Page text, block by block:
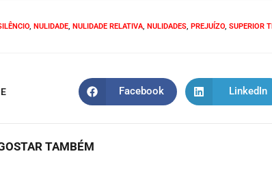
, NULIDADE, NULIDADE RELATIVA, NULIDADES, PREJUÍZO, SUPERIOR
Facebook LinkedIn
TAMBÉM